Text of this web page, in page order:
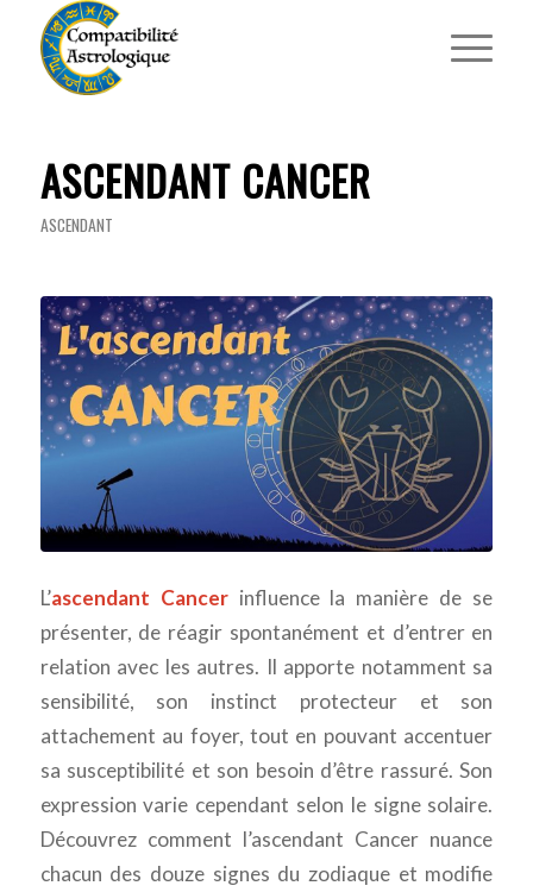
ASCENDANT CANCER
ASCENDANT
L’ascendant Cancerinfluence la manière de se
présenter, de réagir spontanément et d’entrer en
relation avec les autres. Il apporte notamment sa
sensibilité, son instinct protecteur et son
attachement au foyer, tout en pouvant accentuer
sa susceptibilité et son besoin d’être rassuré. Son
expression varie cependant selon le signe solaire.
Découvrez comment l’ascendant Cancer nuance
chacun des douze signes du zodiaque et modifie